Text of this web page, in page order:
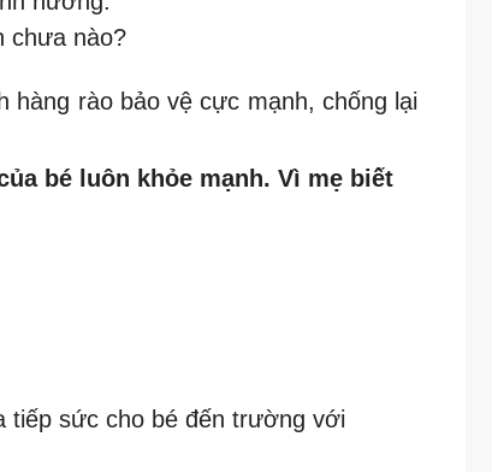
chưa nào?
hàng rào bảo vệ cực mạnh, chống lại
bé luôn khỏe mạnh. Vì mẹ biết
tiếp sức cho bé đến trường với